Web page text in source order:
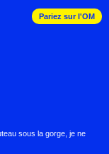
Pariez sur l'OM
sous la gorge, je ne